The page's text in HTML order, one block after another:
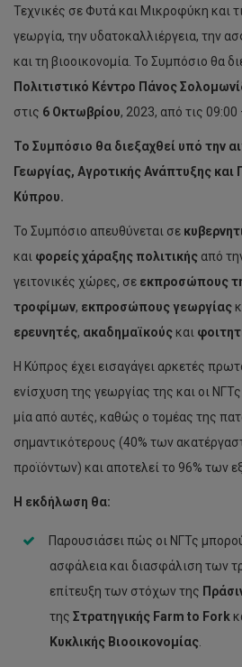
Τεχνικές σε Φυτά και Μικροφύκη και
γεωργία, την υδατοκαλλιέργεια, την
και τη βιοοικονομία. Το Συμπόσιο θα
Πολιτιστικό Κέντρο Πάνος
στις 6 Οκτωβρίου, 2023, από τις 09:00
Το Συμπόσιο θα διεξαχθεί υπό την
Γεωργίας, Αγροτικής Ανάπτυξης και
Κύπρου.
Το Συμπόσιο απευθύνεται σε
και φορείς χάραξης πολιτικής από
γειτονικές χώρες, σε εκπροσώπους
τροφίμων, εκπροσώπους γεωργίας
ερευνητές, ακαδημαϊκούς και
Η Κύπρος έχει εισαγάγει αρκετές
ενίσχυση της γεωργίας της και οι
μία από αυτές, καθώς ο τομέας της
σημαντικότερους (40% των
προϊόντων) και αποτελεί το 96% των
Η εκδήλωση θα:
Παρουσιάσει πώς οι ΝΓΤς
ασφάλεια και διασφάλιση των
επίτευξη των στόχων της
της Στρατηγικής Farm to Fork
Κυκλικής Βιοοικονομίας